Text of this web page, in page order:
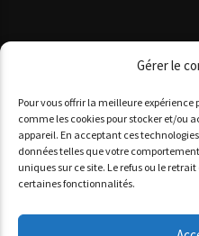
Gérer le
Pour vous offrir la meilleure
comme les cookies pour stocker et/ou
appareil. En acceptant ces
données telles que votre
uniques sur ce site. Le refus ou le
certaines fonctionnalités.
Copyright 2025 www
l'agence web
AGORA CÔTE D’AZUR